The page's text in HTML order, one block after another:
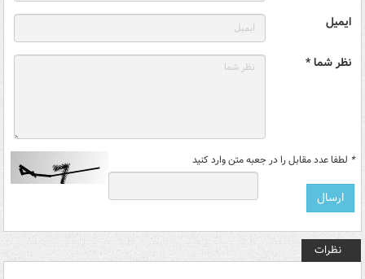
ایمیل
نظر شما *
* لطفا عدد مقابل را در جعبه متن وارد کنید
نظرات